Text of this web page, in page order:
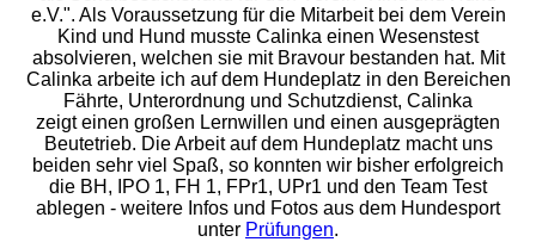
e.V.". Als Voraussetzung für die Mitarbeit bei dem Verein
Kind und Hund musste Calinka einen Wesenstest
absolvieren, welchen sie mit Bravour bestanden hat. Mit
Calinka arbeite ich auf dem Hundeplatz in den Bereichen
Fährte, Unterordnung und Schutzdienst, Calinka
zeigt einen großen Lernwillen und einen ausgeprägten
Beutetrieb. Die Arbeit auf dem Hundeplatz macht uns
beiden sehr viel Spaß, so konnten wir bisher erfolgreich
die BH, IPO 1, FH 1, FPr1, UPr1 und den Team Test
ablegen - weitere Infos und Fotos aus dem Hundesport
unter Prüfungen.